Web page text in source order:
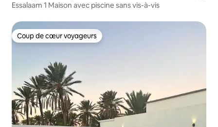
Essalaam 1 Maison avec piscine sans vis-à-vis
Coup de cœur voyageurs
Coup de cœur voyageurs